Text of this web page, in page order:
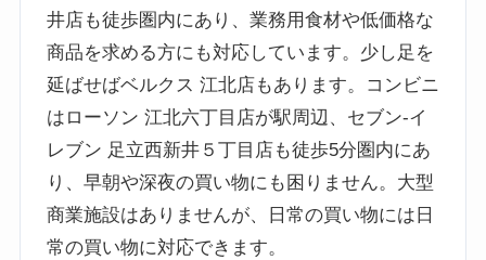
井店も徒歩圏内にあり、業務用食材や低価格な
商品を求める方にも対応しています。少し足を
延ばせばベルクス 江北店もあります。コンビニ
はローソン 江北六丁目店が駅周辺、セブン-イ
レブン 足立西新井５丁目店も徒歩5分圏内にあ
り、早朝や深夜の買い物にも困りません。大型
商業施設はありませんが、日常の買い物には日
常の買い物に対応できます。